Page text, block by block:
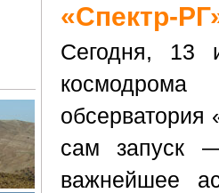
«Спектр-
Сегодня, 13
космодрома
обсерватория
сам запуск
важнейшее